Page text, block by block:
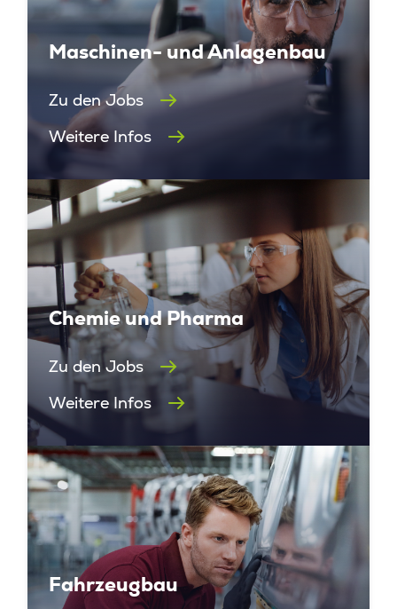
Maschinen- und Anlagenbau
Zu den Jobs
Weitere Infos
Chemie und Pharma
Zu den Jobs
Weitere Infos
Fahrzeugbau